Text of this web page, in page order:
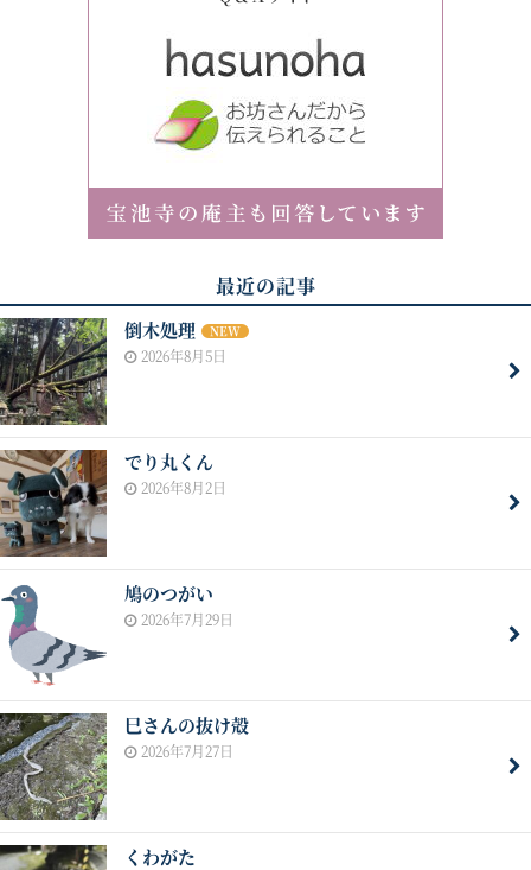
最近の記事
倒木処理 NEW
2026年8月5日
でり丸くん
2026年8月2日
鳩のつがい
2026年7月29日
巳さんの抜け殻
2026年7月27日
くわがた